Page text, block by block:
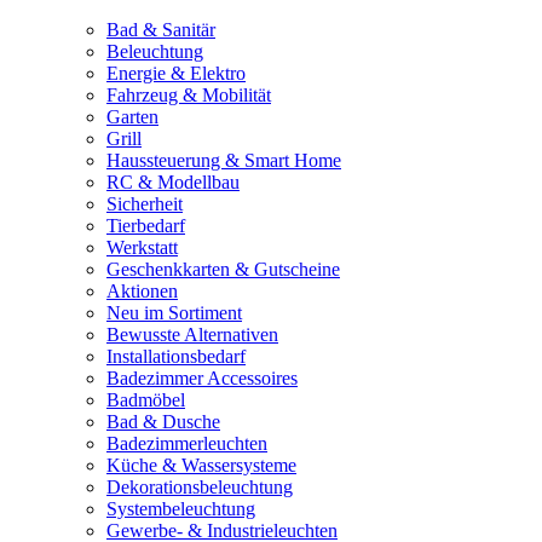
Bad & Sanitär
Beleuchtung
Energie & Elektro
Fahrzeug & Mobilität
Garten
Grill
Haussteuerung & Smart Home
RC & Modellbau
Sicherheit
Tierbedarf
Werkstatt
Geschenkkarten & Gutscheine
Aktionen
Neu im Sortiment
Bewusste Alternativen
Installationsbedarf
Badezimmer Accessoires
Badmöbel
Bad & Dusche
Badezimmerleuchten
Küche & Wassersysteme
Dekorationsbeleuchtung
Systembeleuchtung
Gewerbe- & Industrieleuchten